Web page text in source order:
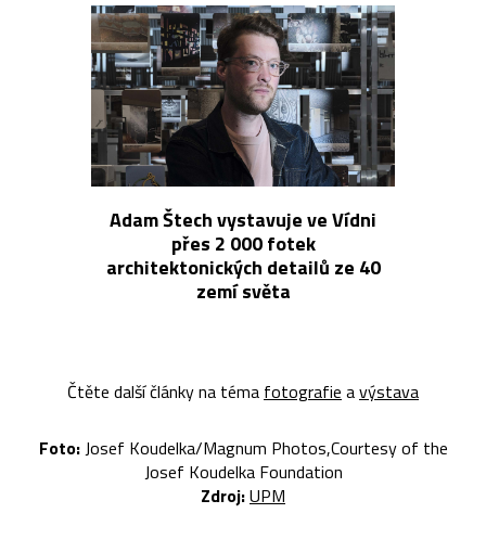
Adam Štech vystavuje ve Vídni
přes 2 000 fotek
architektonických detailů ze 40
zemí světa
Čtěte další články na téma fotografie avýstava
Foto:Josef Koudelka/Magnum Photos,Courtesy of the
Josef Koudelka Foundation
Zdroj:UPM